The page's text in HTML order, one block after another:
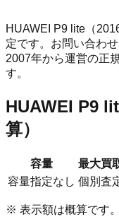
HUAWEI P9 lite （
定です。お問い合わせ
2007年から運営の正
す。
HUAWEI P9
算）
容量
最大買
容量指定なし 個別査
※ 表示額は概算です